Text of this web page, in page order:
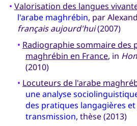
• Valorisation des langues
l'arabe maghrébin, par
français aujourd'hui(2007)
• Radiographie sommaire des
maghrébin en France, in
(2010)
• Locuteurs de l'arabe
une analyse
des pratiques langagières
transmission, thèse (2013)